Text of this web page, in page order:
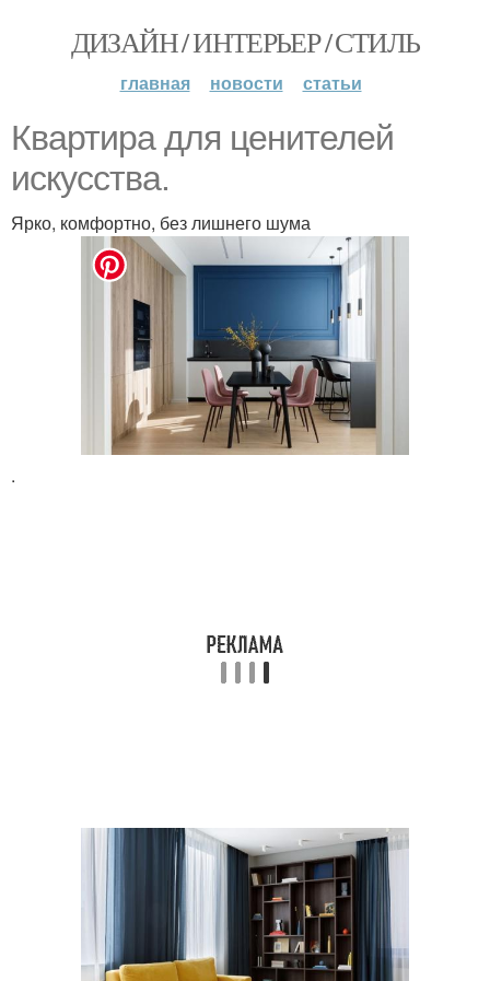
ДИЗАЙН / ИНТЕРЬЕР / СТИЛЬ
главная новости статьи
Квартира для ценителей
искусства.
Ярко, комфортно, без лишнего шума
.